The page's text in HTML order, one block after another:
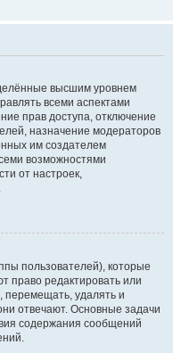
высшим уровнем
всеми аспектами
прав доступа, отключение
назначение модераторов
им создателем
возможностями
от настроек,
пользователей), которые
право редактировать или
перемещать, удалять и
отвечают. Основные задачи
содержания сообщений